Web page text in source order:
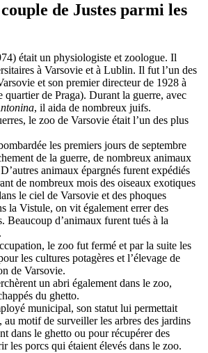
de Justes parmi les
était un physiologiste et zoologue. Il
à Varsovie et à Lublin. Il fut l’un des
et son premier directeur de 1928 à
quartier de Praga). Durant la guerre, avec
, il aida de nombreux juifs.
le zoo de Varsovie était l’un des plus
les premiers jours de septembre
de la guerre, de nombreux animaux
animaux épargnés furent expédiés
de nombreux mois des oiseaux exotiques
le ciel de Varsovie et des phoques
la Vistule, on vit également errer des
Beaucoup d’animaux furent tués à la
le zoo fut fermé et par la suite les
les cultures potagères et l’élevage de
de Varsovie.
un abri également dans le zoo,
du ghetto.
municipal, son statut lui permettait
au motif de surveiller les arbres des jardins
dans le ghetto ou pour récupérer des
les porcs qui étaient élevés dans le zoo.